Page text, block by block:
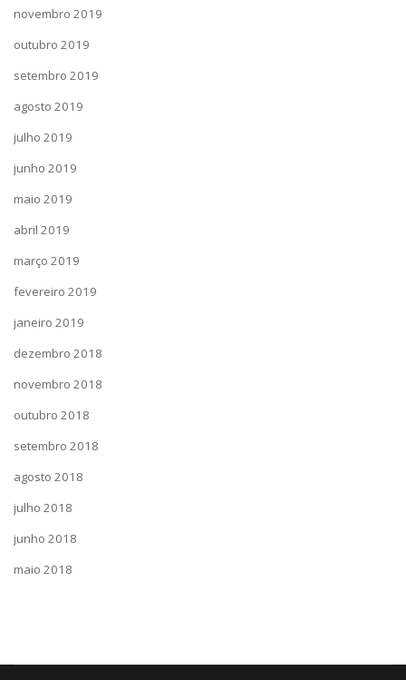
novembro 2019
outubro 2019
setembro 2019
agosto 2019
julho 2019
junho 2019
maio 2019
abril 2019
março 2019
fevereiro 2019
janeiro 2019
dezembro 2018
novembro 2018
outubro 2018
setembro 2018
agosto 2018
julho 2018
junho 2018
maio 2018